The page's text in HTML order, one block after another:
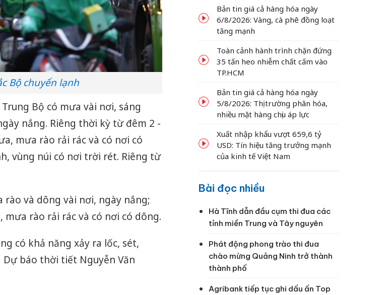
Bộ chuyển lạnh
Bộ có mưa vài nơi, sáng
nắng. Riêng thời kỳ từ đêm 2 -
mưa rào rải rác và có nơi có
vùng núi có nơi trời rét. Riêng từ
rào và dông vài nơi, ngày nắng;
rào rải rác và có nơi có dông.
có khả năng xảy ra lốc, sét,
báo thời tiết Nguyễn Văn
dầu thế giới bật tăng
Bản tin giá cả hàng hóa ngày
6/8/2026: Vàng, cà phê đồng loạt
tăng mạnh
Toàn cảnh hành trình chặn đứng
35 tấn heo nhiễm chất cấm vào
TP.HCM
Bản tin giá cả hàng hóa ngày
5/8/2026: Thị trường phân hóa,
nhiều mặt hàng chịu áp lực
Xuất nhập khẩu vượt 659,6 tỷ
USD: Tín hiệu tăng trưởng mạnh
của kinh tế Việt Nam
Bài đọc nhiều
Hà Tĩnh dẫn đầu cụm thi đua các
tỉnh miền Trung và Tây nguyên
Phát động phong trào thi đua
chào mừng Quảng Ninh trở thành
thành phố
Agribank tiếp tục ghi dấu ấn Top